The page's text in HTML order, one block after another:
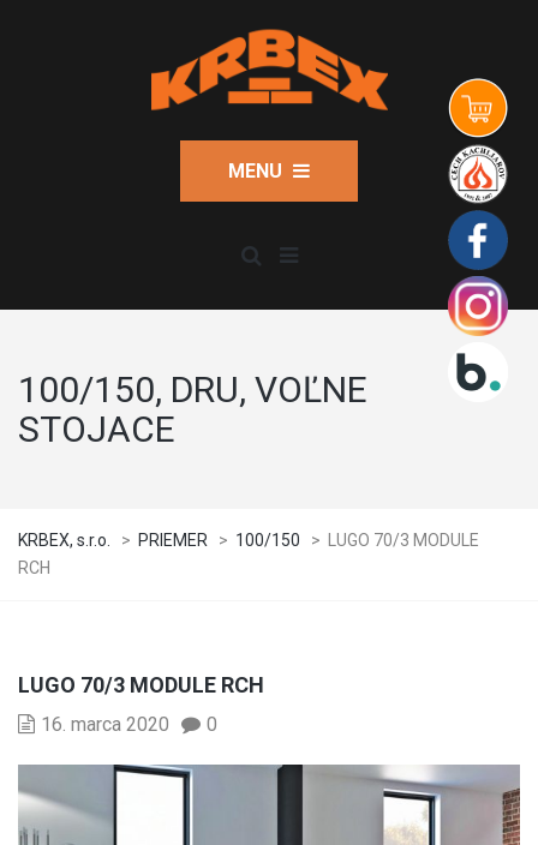
MENU
100/150, DRU, VOĽNE
STOJACE
KRBEX, s.r.o. > PRIEMER > 100/150 >
LUGO 70/3 MODULE
RCH
LUGO 70/3 MODULE RCH
16. marca 2020 0